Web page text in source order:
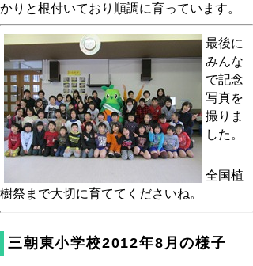
かりと根付いており順調に育っています。
最後に
みんな
で記念
写真を
撮りま
した。
全国植
樹祭まで大切に育ててくださいね。
三朝東小学校2012年8月の様子